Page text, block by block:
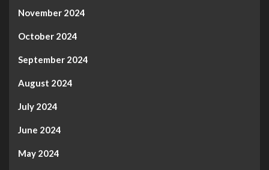
November 2024
October 2024
September 2024
August 2024
July 2024
June 2024
May 2024